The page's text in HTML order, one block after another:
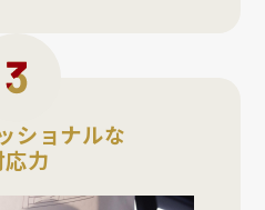
ショナルな
力